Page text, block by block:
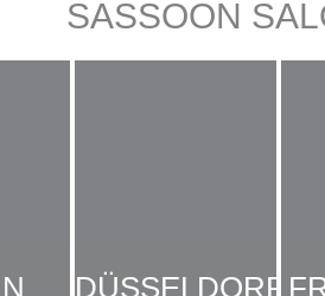
SASSOON
DÜSSELDORF